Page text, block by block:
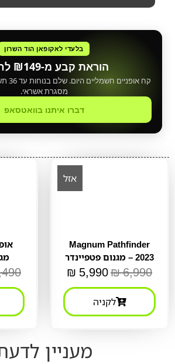
בלעדי לאקופאן הוד השרון
הוראת קבע מ-₪149 לחודש
קח
מסגרת אשראי.
דברו איתנו בוואטסאפ
אזל
Magnum Pathfinder
2023 – מגנום פטפיינדר
6,990
₪
5,990
₪
לקניה
מעניין